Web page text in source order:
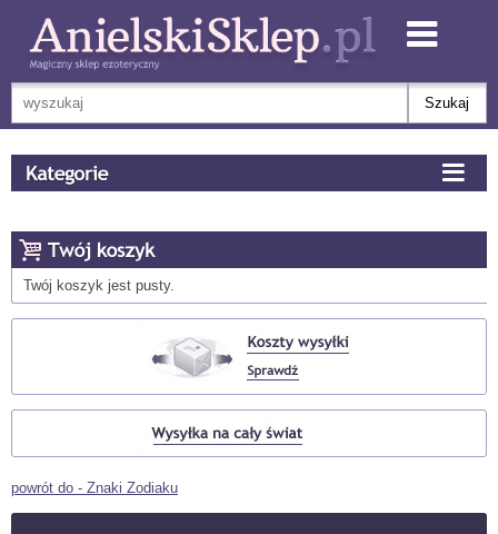
Twój koszyk jest pusty.
powrót do - Znaki Zodiaku